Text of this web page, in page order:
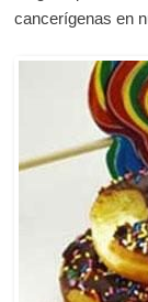
cancerígenas en